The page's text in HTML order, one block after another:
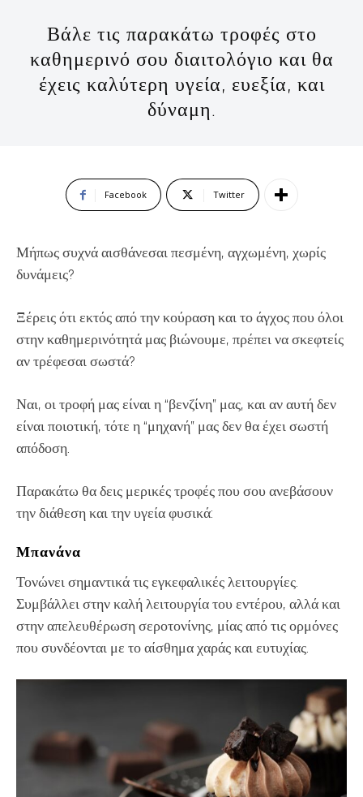
Βάλε τις παρακάτω τροφές στο
καθημερινό σου διαιτολόγιο και θα
έχεις καλύτερη υγεία, ευεξία, και
δύναμη.
Facebook Twitter
Μήπως συχνά αισθάνεσαι πεσμένη, αγχωμένη, χωρίς
δυνάμεις?
Ξέρεις ότι εκτός από την κούραση και το άγχος που όλοι
στην καθημερινότητά μας βιώνουμε, πρέπει να σκεφτείς
αν τρέφεσαι σωστά?
Ναι, οι τροφή μας είναι η “βενζίνη” μας, και αν αυτή δεν
είναι ποιοτική, τότε η “μηχανή” μας δεν θα έχει σωστή
απόδοση.
Παρακάτω θα δεις μερικές τροφές που σου ανεβάσουν
την διάθεση και την υγεία φυσικά:
Μπανάνα
Τονώνει σημαντικά τις εγκεφαλικές λειτουργίες.
Συμβάλλει στην καλή λειτουργία του εντέρου, αλλά και
στην απελευθέρωση σεροτονίνης, μίας από τις ορμόνες
που συνδέονται με το αίσθημα χαράς και ευτυχίας.